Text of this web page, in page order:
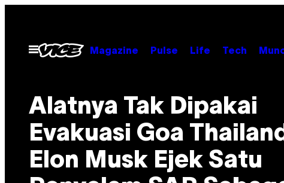
contentOpen
Menu
Magazine Pulse Life Tech
Alatnya Tak Dipakai
Evakuasi Goa
Elon Musk Ejek Satu